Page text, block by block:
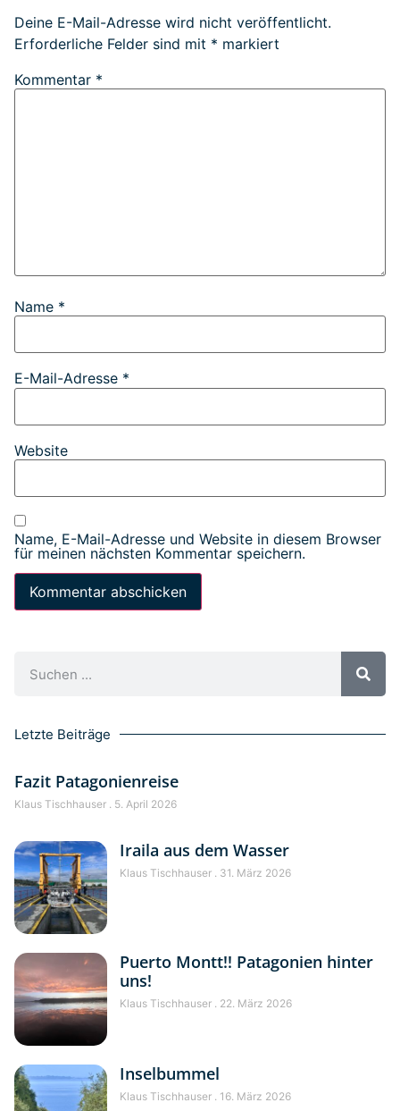
Deine E-Mail-Adresse wird nicht veröffentlicht.
Erforderliche Felder sind mit * markiert
Kommentar *
Name *
E-Mail-Adresse *
Website
Name, E-Mail-Adresse und Website in diesem Browser
für meinen nächsten Kommentar speichern.
Letzte Beiträge
Fazit Patagonienreise
Klaus Tischhauser 5. April 2026
Iraila aus dem Wasser
Klaus Tischhauser 31. März 2026
Puerto Montt!! Patagonien hinter
uns!
Klaus Tischhauser 22. März 2026
Inselbummel
Klaus Tischhauser 16. März 2026